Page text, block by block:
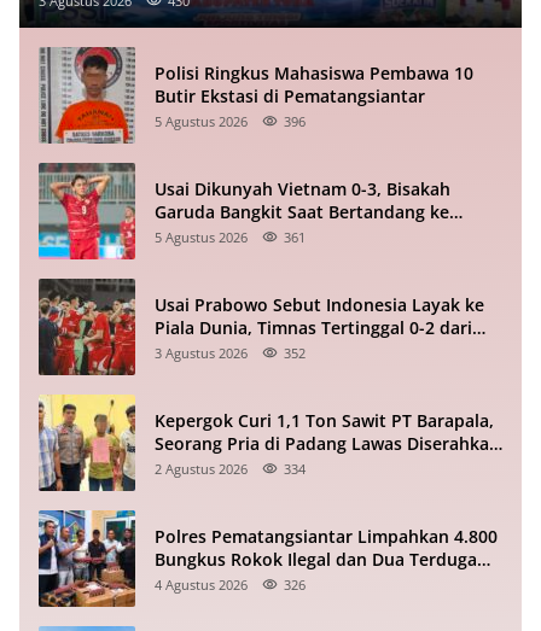
Polisi Ringkus Mahasiswa Pembawa 10
Butir Ekstasi di Pematangsiantar
5 Agustus 2026 396
Usai Dikunyah Vietnam 0-3, Bisakah
Garuda Bangkit Saat Bertandang ke
Singapura?
5 Agustus 2026 361
Usai Prabowo Sebut Indonesia Layak ke
Piala Dunia, Timnas Tertinggal 0-2 dari
Vietnam Babak I Piala ASEAN
3 Agustus 2026 352
Kepergok Curi 1,1 Ton Sawit PT Barapala,
Seorang Pria di Padang Lawas Diserahkan
ke Polisi
2 Agustus 2026 334
Polres Pematangsiantar Limpahkan 4.800
Bungkus Rokok Ilegal dan Dua Terduga
Pelaku ke Bea Cukai
4 Agustus 2026 326